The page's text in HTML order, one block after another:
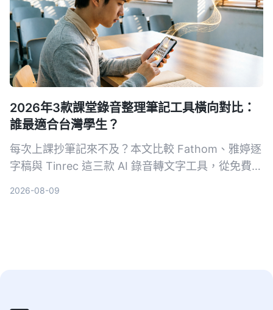
手。
2026年3款課堂錄音整理筆記工具橫向對比：
誰最適合台灣學生？
每次上課抄筆記來不及？本文比較 Fathom、雅婷逐
字稿與 Tinrec 這三款 AI 錄音轉文字工具，從免費額
2026-08-09